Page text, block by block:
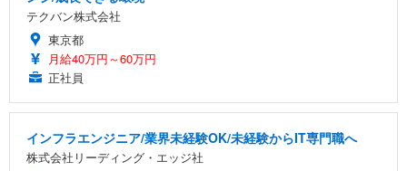
テクバン株式会社
東京都
月給40万円～60万円
正社員
インフラエンジニア/業界未経験OK/未経験からIT専門職へ
株式会社リーディング・エッジ社